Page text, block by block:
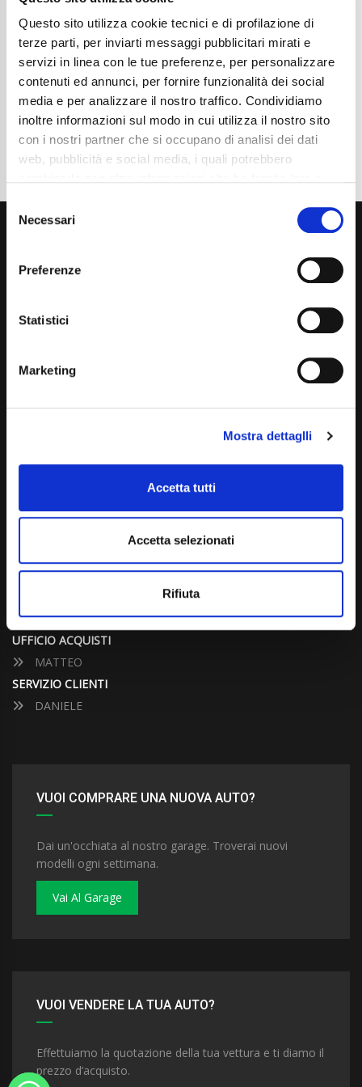
Questo sito utilizza cookie tecnici e di profilazione di
terze parti, per inviarti messaggi pubblicitari mirati e
servizi in linea con le tue preferenze, per personalizzare
contenuti ed annunci, per fornire funzionalità dei social
media e per analizzare il nostro traffico. Condividiamo
inoltre informazioni sul modo in cui utilizza il nostro sito
con i nostri partner che si occupano di analisi dei dati
web, pubblicità e social media, i quali potrebbero
mera chiusura del banner non comporta l’accettazione
tutti” o selezionando le diverse categorie di cookies
Consent
Selection
Necessari
Preferenze
Statistici
Marketing
Mostra dettaglli
Accetta tutti
Accetta selezionati
Rifiuta
Tipo Di Carburante
Benzina
Automatico
Normativa Euro
Euro6d-ISC-FCM
Dettaglio
Via Giuditta Pasta 2, Como (CO) 22100
UFFICIO VENDITE
ALESSANDRO
UFFICIO ACQUISTI
MATTEO
SERVIZIO CLIENTI
DANIELE
VUOI COMPRARE UNA NUOVA AUTO?
Dai un'occhiata al nostro garage. Troverai nuovi
modelli ogni settimana.
Vai Al Garage
VUOI VENDERE LA TUA AUTO?
Effettuiamo la quotazione della tua vettura e ti diamo il
prezzo d’acquisto.